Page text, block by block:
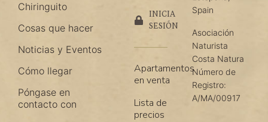
Chiringuito
Cosas que hacer
Noticias y Eventos
Cómo llegar
Póngase en
contacto con
INICIA
SESIÓN
Apartamentos
en venta
Lista de
precios
Spain
Asociación
Naturista
Costa Natura
Número de
Registro:
A/MA/00917